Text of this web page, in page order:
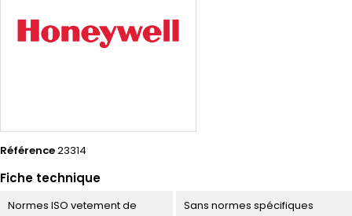
Référence23314
Fiche technique
Normes ISO vetement de
Sans normes spécifiques